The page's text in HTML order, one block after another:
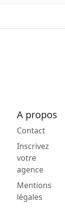
A propos
Contact
Inscrivez
votre
agence
Mentions
légales